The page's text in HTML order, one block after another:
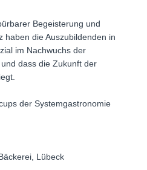
Begeisterung und
haben die Auszubildenden in
im Nachwuchs der
dass die Zukunft der
der Systemgastronomie
Lübeck